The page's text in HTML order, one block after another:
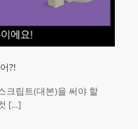
?!
크립트(대본)을 써야 할
[…]